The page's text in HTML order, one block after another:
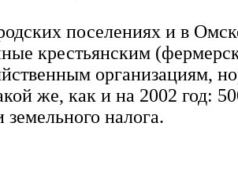
поселениях и в
крестьянским
организациям,
же, как и на 2002 год:
земельного налога.